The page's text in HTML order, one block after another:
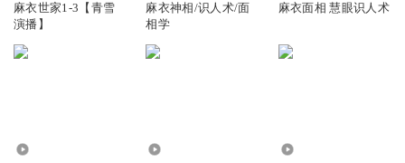
麻衣世家1-3【青雪
演播】
麻衣神相/识人术/面
相学
麻衣面相 慧眼识人术